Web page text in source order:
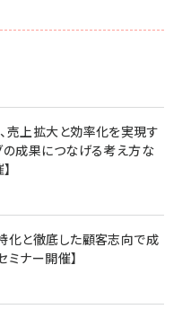
売上拡大と効率化を実現す
の成果につなげる考え方な
化と徹底した顧客志向で成
ナー開催】